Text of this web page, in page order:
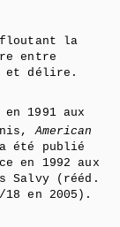
floutant la
entre
et délire.
en 1991 aux
American
été publié
en 1992 aux
Salvy (rééd.
18 en 2005).